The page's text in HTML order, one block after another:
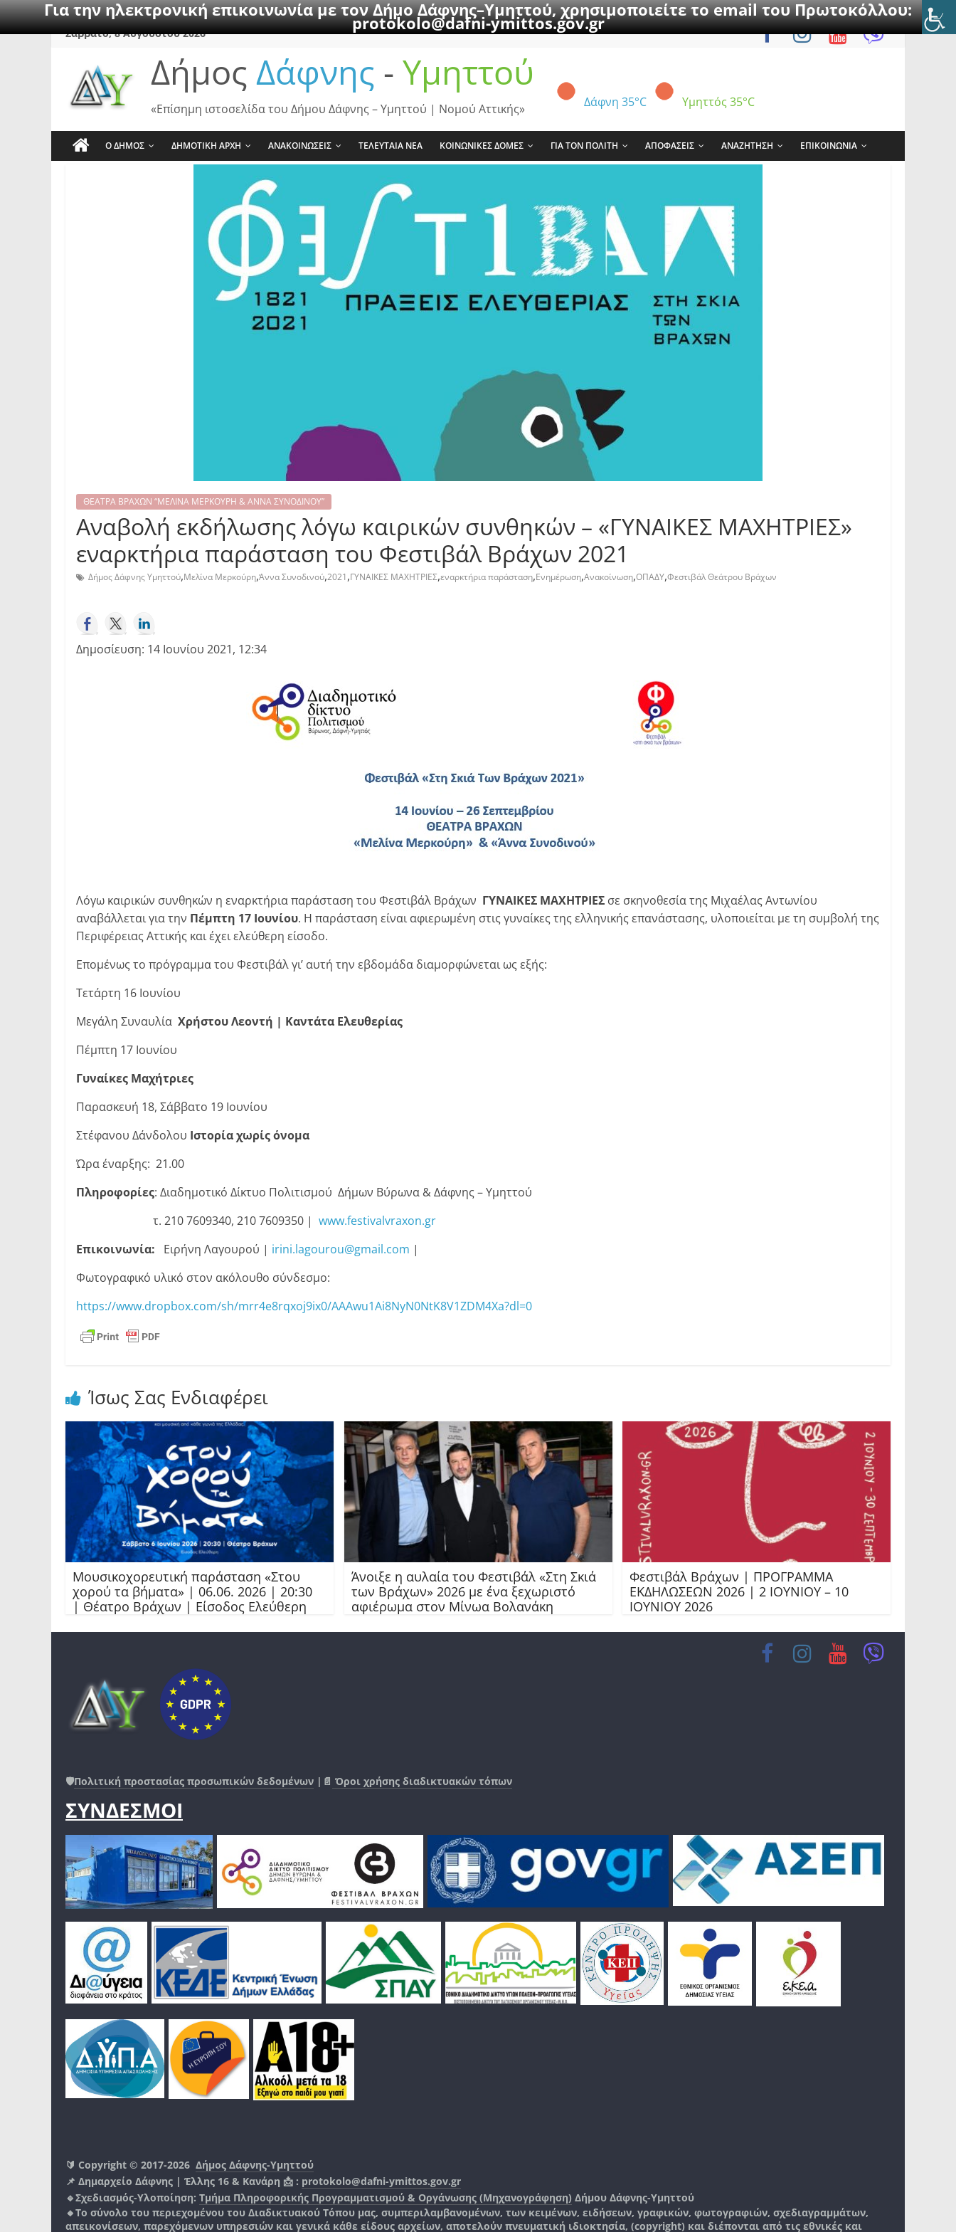
Για την ηλεκτρονική επικοινωνία με τον Δήμο Δάφνης–Υμηττού, χρησιμοποιείτε το email του Πρωτοκόλλου:
protokolo@dafni-ymittos.gov.gr
SkipΣάββατο, 8 Αυγούστου 2026
Δήμος Δάφνης - Υμηττού
Δάφνη 35°C Υμηττός 35°C
«Επίσημη ιστοσελίδα του Δήμου Δάφνης – Υμηττού | Νομού Αττικής»
Ο ΔΗΜΟΣ ΔΗΜΟΤΙΚΗ ΑΡΧΗ ΑΝΑΚΟΙΝΩΣΕΙΣ ΤΕΛΕΥΤΑΙΑ ΝΕΑ ΚΟΙΝΩΝΙΚΕΣ ΔΟΜΕΣ ΓΙΑ ΤΟΝ ΠΟΛΙΤΗ ΑΠΟΦΑΣΕΙΣ ΑΝΑΖΗΤΗΣΗ ΕΠΙΚΟΙΝΩΝΙΑ
ΘΕΑΤΡΑ ΒΡΑΧΩΝ “ΜΕΛΙΝΑ ΜΕΡΚΟΥΡΗ & ΑΝΝΑ ΣΥΝΟΔΙΝΟΥ”
Αναβολή εκδήλωσης λόγω καιρικών συνθηκών – «ΓΥΝΑΙΚΕΣ ΜΑΧΗΤΡΙΕΣ»
εναρκτήρια παράσταση του Φεστιβάλ Βράχων 2021
Δήμος Δάφνης Υμηττού,Μελίνα Μερκούρη,Άννα Συνοδινού,2021,ΓΥΝΑΙΚΕΣ ΜΑΧΗΤΡΙΕΣ,εναρκτήρια παράσταση,Ενημέρωση,Ανακοίνωση,ΟΠΑΔΥ,Φεστιβάλ Θεάτρου Βράχων
Δημοσίευση: 14 Ιουνίου 2021, 12:34
Λόγω καιρικών συνθηκών η εναρκτήρια παράσταση του Φεστιβάλ Βράχων ΓΥΝΑΙΚΕΣ ΜΑΧΗΤΡΙΕΣ σε σκηνοθεσία της Μιχαέλας Αντωνίου
αναβάλλεται για την Πέμπτη 17 Ιουνίου. Η παράσταση είναι αφιερωμένη στις γυναίκες της ελληνικής επανάστασης, υλοποιείται με τη συμβολή της
Περιφέρειας Αττικής και έχει ελεύθερη είσοδο.
Επομένως το πρόγραμμα του Φεστιβάλ γι’ αυτή την εβδομάδα διαμορφώνεται ως εξής:
Τετάρτη 16 Ιουνίου
Μεγάλη Συναυλία Χρήστου Λεοντή | Καντάτα Ελευθερίας
Πέμπτη 17 Ιουνίου
Γυναίκες Μαχήτριες
Παρασκευή 18, Σάββατο 19 Ιουνίου
Στέφανου Δάνδολου Ιστορία χωρίς όνομα
Ώρα έναρξης: 21.00
Πληροφορίες: Διαδημοτικό Δίκτυο Πολιτισμού Δήμων Βύρωνα & Δάφνης – Υμηττού
τ. 210 7609340, 210 7609350 | www.festivalvraxon.gr
Επικοινωνία: Ειρήνη Λαγουρού | irini.lagourou@gmail.com |
Φωτογραφικό υλικό στον ακόλουθο σύνδεσμο:
https://www.dropbox.com/sh/mrr4e8rqxoj9ix0/AAAwu1Ai8NyN0NtK8V1ZDM4Xa?dl=0
Ίσως Σας Ενδιαφέρει
Μουσικοχορευτική παράσταση «Στου
χορού τα βήματα» | 06.06. 2026 | 20:30
| Θέατρο Βράχων | Είσοδος Ελεύθερη
Άνοιξε η αυλαία του Φεστιβάλ «Στη Σκιά
των Βράχων» 2026 με ένα ξεχωριστό
αφιέρωμα στον Μίνωα Βολανάκη
Φεστιβάλ Βράχων | ΠΡΟΓΡΑΜΜΑ
ΕΚΔΗΛΩΣΕΩΝ 2026 | 2 ΙΟΥΝΙΟΥ – 10
ΙΟΥΝΙΟΥ 2026
🛡️Πολιτική προστασίας προσωπικών δεδομένων |📄 Όροι χρήσης διαδικτυακών τόπων
ΣΥΝΔΕΣΜΟΙ
🔰 Copyright © 2017-2026 Δήμος Δάφνης-Υμηττού
📌 Δημαρχείο Δάφνης | Έλλης 16 & Κανάρη 📩 : protokolo@dafni-ymittos.gov.gr
🔹Σχεδιασμός-Υλοποίηση: Τμήμα Πληροφορικής Προγραμματισμού & Οργάνωσης (Μηχανογράφηση) Δήμου Δάφνης-Υμηττού
🔸Το σύνολο του περιεχομένου του Διαδικτυακού Τόπου μας, συμπεριλαμβανομένων, των κειμένων, ειδήσεων, γραφικών, φωτογραφιών, σχεδιαγραμμάτων,
απεικονίσεων, παρεχόμενων υπηρεσιών και γενικά κάθε είδους αρχείων, αποτελούν πνευματική ιδιοκτησία, (copyright) και διέπονται από τις εθνικές και